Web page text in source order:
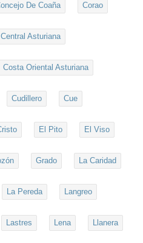
De Coaña Corao
Asturiana
Costa Oriental Asturiana
Cudillero Cue
El Pito El Viso
Grado La Caridad
La Pereda Langreo
Lastres Lena Llanera